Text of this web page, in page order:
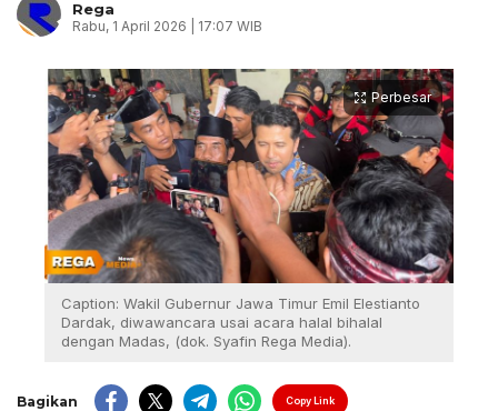
Rega
Rabu, 1 April 2026 | 17:07 WIB
Perbesar
Caption: Wakil Gubernur Jawa Timur Emil Elestianto
Dardak, diwawancara usai acara halal bihalal
dengan Madas, (dok. Syafin Rega Media).
Bagikan Copy Link